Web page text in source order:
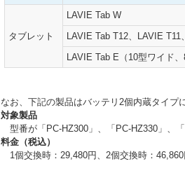
タブレット
LAVIE Tab W
LAVIE Tab T12、LAVIE
LAVIE Tab E（10型ワイド
なお、下記の製品はバッテリ2個内蔵タイプ
対象製品
型番が「PC-HZ300」、「PC-HZ330」、
料金（税込）
1個交換時：29,480円、2個交換時：